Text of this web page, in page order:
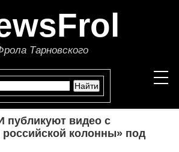
Тарновского
НОВОСТИ
публикуют видео с
колонны» под